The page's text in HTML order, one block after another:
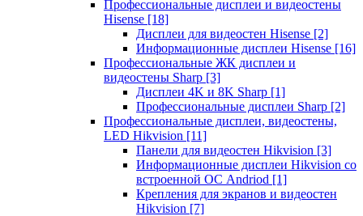
Профессиональные дисплеи и видеостены
Hisense [18]
Дисплеи для видеостен Hisense [2]
Информационные дисплеи Hisense [16]
Профессиональные ЖК дисплеи и
видеостены Sharp [3]
Дисплеи 4K и 8K Sharp [1]
Профессиональные дисплеи Sharp [2]
Профессиональные дисплеи, видеостены,
LED Hikvision [11]
Панели для видеостен Hikvision [3]
Информационные дисплеи Hikvision со
встроенной ОС Andriod [1]
Крепления для экранов и видеостен
Hikvision [7]